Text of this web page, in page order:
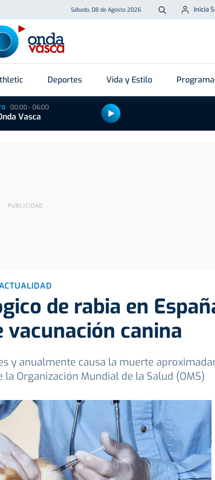
Sábado, 08 de Agosto 2026 Buscar
Inicia
Deportes Vida y Estilo
00:00 - 06:00
Vasca
de rabia en
vacunación canina
y anualmente causa la muerte
Organización Mundial de la Salud (OMS)